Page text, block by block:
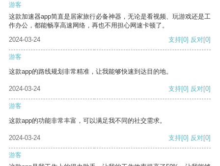
游客
这款加速器app简直是居家旅行必备神器，无论是看视频、玩游戏还是工
作办公，都能畅享高速网络，再也不用担心网速卡顿了。
2024-03-24
支持[0] 反对[0]
游客
这款app的路线规划非常精准，让我能够快速到达目的地。
2024-03-24 支持[0] 反对[0]
游客
这款app的功能非常丰富，可以满足我不同的社交需求。
2024-03-24 支持[0] 反对[0]
游客